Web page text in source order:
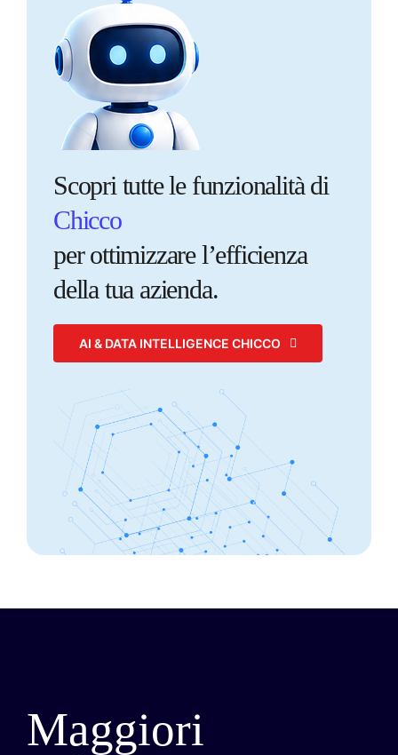
Scopri tutte le funzionalità di
Chicco
per ottimizzare l’efficienza
della tua azienda.
AI & DATA INTELLIGENCE CHICCO
Maggiori